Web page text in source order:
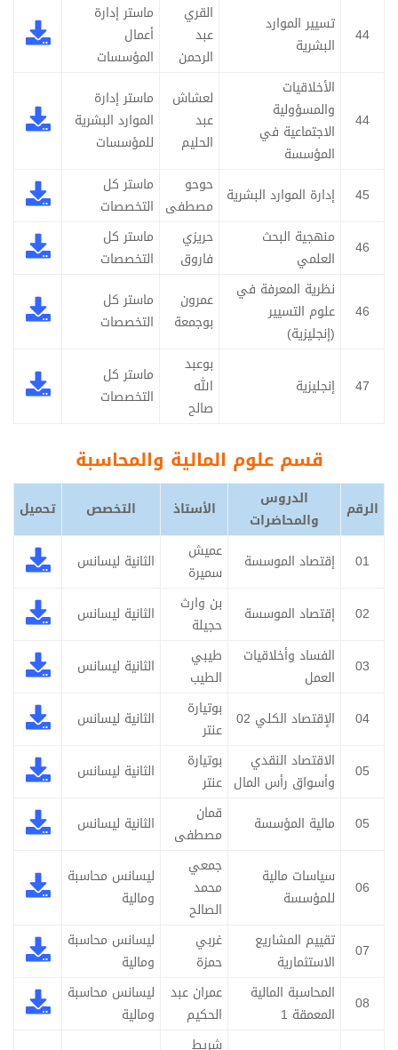
44
تسيير الموارد
البشرية
القري
عبد
الرحمن
ماستر إدارة
أعمال
المؤسسات
44
الأخلاقيات
والمسؤولية
الاجتماعية في
المؤسسة
لعشاش
عبد
الحلیم
ماستر إدارة
الموارد البشریة
للمؤسسات
45 إدارة الموارد البشرية حوحو
مصطفى
ماستر كل
التخصصات
46
منهجية البحث
العلمي
حريزي
فاروق
ماستر كل
التخصصات
46
نظرية المعرفة في
علوم التسيير
(إنجليزية)
عمرون
بوجمعة
ماستر كل
التخصصات
47 إنجليزية
بوعبد
الله
صالح
ماستر كل
التخصصات
قسم علوم المالية والمحاسبة
الرقم
الدروس
والمحاضرات
الأستاذ التخصص تحميل
01 إقتصاد الموسسة
عميش
سميرة
الثانية ليسانس
02 إقتصاد الموسسة
بن وارث
حجيلة
الثانية ليسانس
03
الفساد وأخلاقيات
العمل
طيبي
الطيب
الثانية ليسانس
04 الإقتصاد الكلي 02
بوتيارة
عنتر
الثانية ليسانس
05
الاقتصاد النقدي
وأسواق رأس المال
بوتيارة
عنتر
الثانية ليسانس
05 مالية المؤسسة
قمان
مصطفى
الثانية ليسانس
06
سياسات مالية
للمؤسسة
جمعي
محمد
الصالح
ليسانس محاسبة
ومالية
07
تقييم المشاريع
الاستثمارية
غربي
حمزة
ليسانس محاسبة
ومالية
08
المحاسبة المالية
المعمقة 1
عمران عبد
الحكيم
ليسانس محاسبة
ومالية
شريط